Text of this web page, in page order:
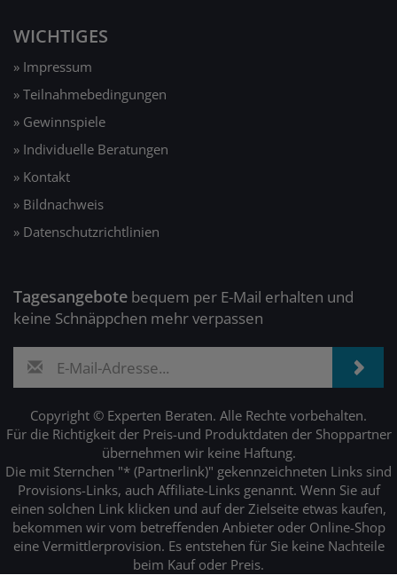
WICHTIGES
» Impressum
» Teilnahmebedingungen
» Gewinnspiele
» Individuelle Beratungen
» Kontakt
» Bildnachweis
» Datenschutzrichtlinien
Tagesangebote bequem per E-Mail erhalten und
keine Schnäppchen mehr verpassen
Copyright © Experten Beraten. Alle Rechte vorbehalten.
Für die Richtigkeit der Preis-und Produktdaten der Shoppartner
übernehmen wir keine Haftung.
Die mit Sternchen "* (Partnerlink)" gekennzeichneten Links sind
Provisions-Links, auch Affiliate-Links genannt. Wenn Sie auf
einen solchen Link klicken und auf der Zielseite etwas kaufen,
bekommen wir vom betreffenden Anbieter oder Online-Shop
eine Vermittlerprovision. Es entstehen für Sie keine Nachteile
beim Kauf oder Preis.